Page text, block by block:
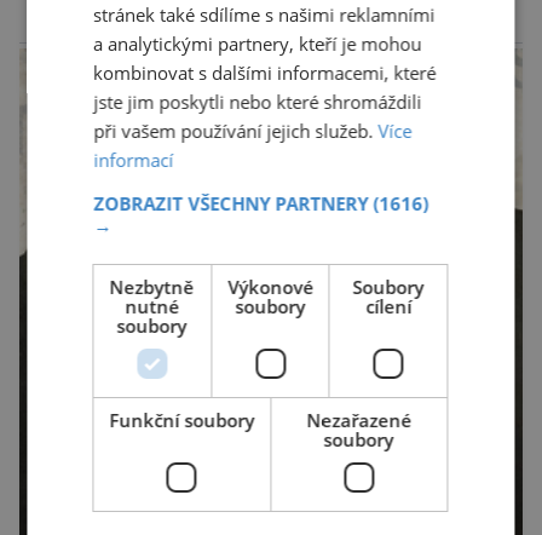
o menší šelmy. Svou houževnatostí, bojovností
a […]
stránek také sdílíme s našimi reklamními
a analytickými partnery, kteří je mohou
kombinovat s dalšími informacemi, které
jste jim poskytli nebo které shromáždili
při vašem používání jejich služeb.Více
informací
ZOBRAZIT VŠECHNY PARTNERY(1616)
→
Nezbytně
nutné
soubory
Výkonové
soubory
Soubory
cílení
Funkční soubory
Nezařazené
soubory